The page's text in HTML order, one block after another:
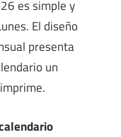
es simple y
El diseño
presenta
un